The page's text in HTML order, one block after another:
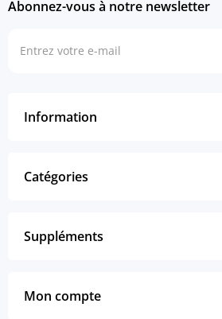
Abonnez-vous à notre newsletter
Information
Catégories
Suppléments
Mon compte